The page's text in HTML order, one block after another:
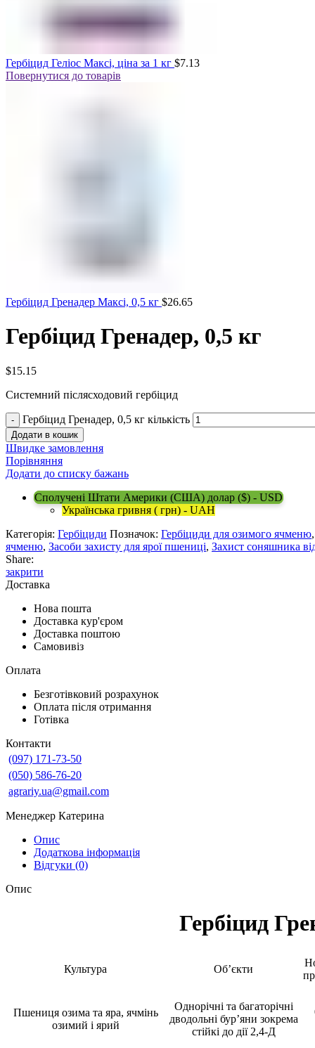
Гербіцид Геліос Максі, ціна за 1 кг $7.13
Повернутися до товарів
Гербіцид Гренадер Максі, 0,5 кг $26.65
Гербіцид Гренадер, 0,5 кг
$15.15
Системний післясходовий гербіцид
Гербіцид Гренадер, 0,5 кг кількість
Додати в кошик
Швидке замовлення
Порівняння
Додати до списку бажань
Сполучені Штати Америки (США) долар ($) - USD
Українська гривня ( грн) - UAH
Категорія: Гербіциди Позначок: Гербіциди для озимого ячменю
ячменю, Засоби захисту для ярої пшениці, Захист соняшника
Share:
закрити
Доставка
Нова пошта
Доставка кур'єром
Доставка поштою
Самовивіз
Оплата
Безготівковий розрахунок
Оплата після отримання
Готівка
Контакти
(097) 171-73-50
(050) 586-76-20
agrariy.ua@gmail.com
Менеджер Катерина
Опис
Додаткова інформація
Відгуки (0)
Опис
Гербіцид
Культура Об’єкти
Пшениця озима та яра, ячмінь
озимий і ярий
Однорічні та багаторічні
дводольні бур’яни зокрема
стійкі до дії 2,4-Д